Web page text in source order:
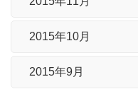
2015年10月
2015年9月